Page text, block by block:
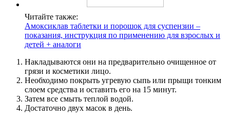
Читайте также:
Амоксиклав таблетки и порошок для суспензии –
показания, инструкция по применению для взрослых и
детей + аналоги
Накладываются они на предварительно очищенное от
грязи и косметики лицо.
Необходимо покрыть угревую сыпь или прыщи тонким
слоем средства и оставить его на 15 минут.
Затем все смыть теплой водой.
Достаточно двух масок в день.